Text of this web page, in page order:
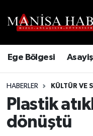
Ege Bölgesi Asayiş
HABERLER KÜLTÜR VE
Plastik
dönüştü
Trafik Durumu
Süper Lig Puan
Tüm Manşetler